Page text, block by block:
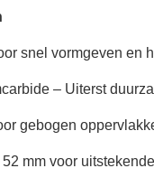
snel vormgeven en
– Uiterst
gebogen
mm voor